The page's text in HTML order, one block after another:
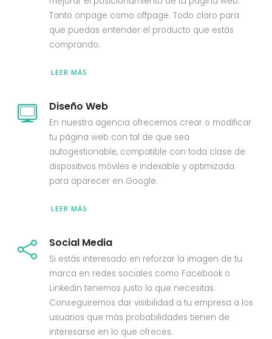
Tanto onpage como offpage. Todo claro para
que puedas entender el producto que estás
comprando.
LEER MÁS
Diseño Web
En nuestra agencia ofrecemos crear o modificar
tu página web con tal de que sea
autogestionable, compatible con toda clase de
dispositivos móviles e indexable y optimizada
para aparecer en Google.
LEER MÁS
Social Media
Si estás interesado en reforzar la imagen de tu
marca en redes sociales como Facebook o
Linkedin tenemos justo lo que necesitas.
Conseguiremos dar visibilidad a tu empresa a los
usuarios que más probabilidades tienen de
interesarse en lo que ofreces.